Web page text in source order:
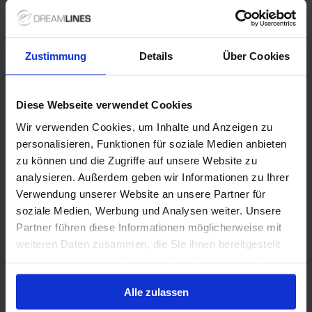
Zustimmung Details Über Cookies
Diese Webseite verwendet Cookies
Wir verwenden Cookies, um Inhalte und Anzeigen zu
personalisieren, Funktionen für soziale Medien anbieten
zu können und die Zugriffe auf unsere Website zu
analysieren. Außerdem geben wir Informationen zu Ihrer
Verwendung unserer Website an unsere Partner für
soziale Medien, Werbung und Analysen weiter. Unsere
Partner führen diese Informationen möglicherweise mit
weiteren Daten zusammen, die Sie ihnen bereitgestellt
gesammelt haben.
Alle zulassen
alles
+ All Inclusive toevoegen
Verdere informatie
Optionele diensten
Niet inbegrepen diensten
1 / 16
Queen Victoria